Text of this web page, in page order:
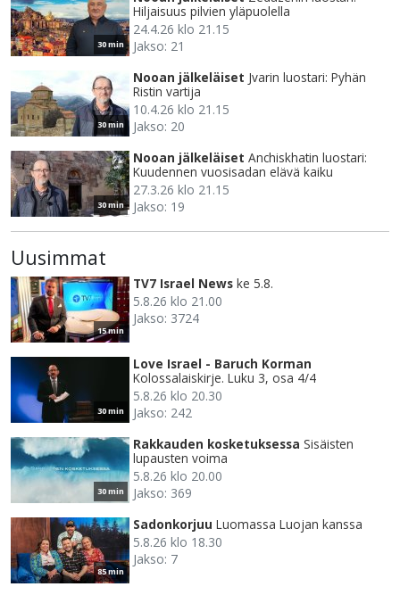
30 min
Hiljaisuus pilvien yläpuolella
24.4.26 klo 21.15
Jakso: 21
30 min
Nooan jälkeläiset Jvarin luostari: Pyhän
Ristin vartija
10.4.26 klo 21.15
Jakso: 20
30 min
Nooan jälkeläiset Anchiskhatin luostari:
Kuudennen vuosisadan elävä kaiku
27.3.26 klo 21.15
Jakso: 19
Uusimmat
15 min
TV7 Israel News ke 5.8.
5.8.26 klo 21.00
Jakso: 3724
30 min
Love Israel - Baruch Korman
Kolossalaiskirje. Luku 3, osa 4/4
5.8.26 klo 20.30
Jakso: 242
30 min
Rakkauden kosketuksessa Sisäisten
lupausten voima
5.8.26 klo 20.00
Jakso: 369
85 min
Sadonkorjuu Luomassa Luojan kanssa
5.8.26 klo 18.30
Jakso: 7